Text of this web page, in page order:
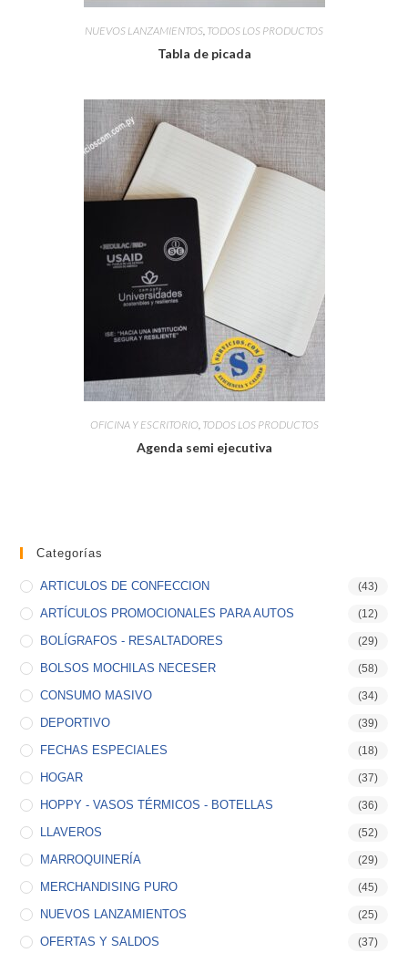
NUEVOS LANZAMIENTOS, TODOS LOS PRODUCTOS
Tabla de picada
OFICINA Y ESCRITORIO, TODOS LOS PRODUCTOS
Agenda semi ejecutiva
Categorías
ARTICULOS DE CONFECCION (43)
ARTÍCULOS PROMOCIONALES PARA AUTOS (12)
BOLÍGRAFOS - RESALTADORES (29)
BOLSOS MOCHILAS NECESER (58)
CONSUMO MASIVO (34)
DEPORTIVO (39)
FECHAS ESPECIALES (18)
HOGAR (37)
HOPPY - VASOS TÉRMICOS - BOTELLAS (36)
LLAVEROS (52)
MARROQUINERÍA (29)
MERCHANDISING PURO (45)
NUEVOS LANZAMIENTOS (25)
OFERTAS Y SALDOS (37)